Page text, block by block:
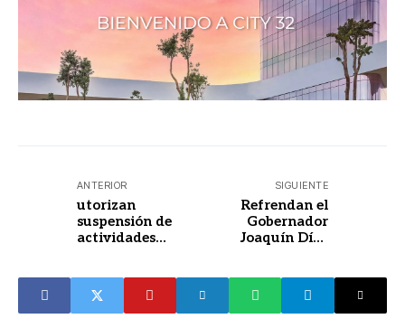
ANTERIOR
utorizan
suspensión de
actividades
SIGUIENTE
Refrendan el
Gobernador
Joaquín Díaz
García Harfuch
alianza
estratégica por la